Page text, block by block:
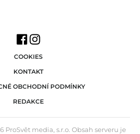
COOKIES
KONTAKT
OBCHODNÍ PODMÍNKY
REDAKCE
ProSvět media, s.r.o. Obsah serveru je